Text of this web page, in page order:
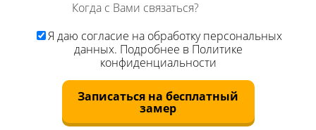
Я даю согласие на обработку персональных
данных. Подробнее в Политике
конфиденциальности
Записаться на бесплатный
замер